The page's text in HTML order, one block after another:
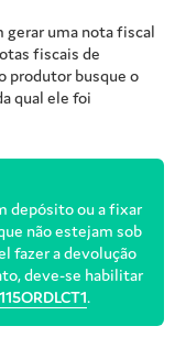
gerar uma nota fiscal
fiscais de
produtor busque o
qual ele foi
depósito ou a fixar
não estejam sob
fazer a devolução
deve-se habilitar
.